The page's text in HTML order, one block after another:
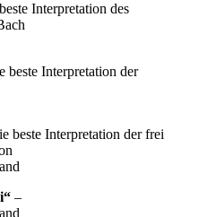
Interpretation des
beste Interpretation der
beste Interpretation der frei
–